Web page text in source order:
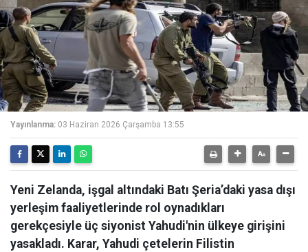
Yayınlanma: 03 Haziran 2026 Çarşamba 13:55
Yeni Zelanda, işgal altındaki Batı Şeria’daki yasa dışı
yerleşim faaliyetlerinde rol oynadıkları
gerekçesiyle üç siyonist Yahudi'nin ülkeye girişini
yasakladı. Karar, Yahudi çetelerin Filistin